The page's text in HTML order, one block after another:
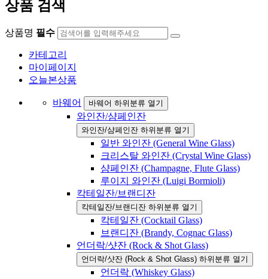
상품 검색
상품명 필수
카테고리
마이페이지
오늘본상품
바웨어 바웨어 하위분류 열기
와인잔/샴페인잔
와인잔/샴페인잔 하위분류 열기
일반 와인잔 (General Wine Glass)
크리스탈 와인잔 (Crystal Wine Glass)
샴페인잔 (Champagne, Flute Glass)
루이지 와인잔 (Luigi Bormioli)
칵테일잔/브랜디잔
칵테일잔/브랜디잔 하위분류 열기
칵테일잔 (Cocktail Glass)
브랜디잔 (Brandy, Cognac Glass)
언더락/샷잔 (Rock & Shot Glass)
언더락/샷잔 (Rock & Shot Glass) 하위분류 열기
언더락 (Whiskey Glass)